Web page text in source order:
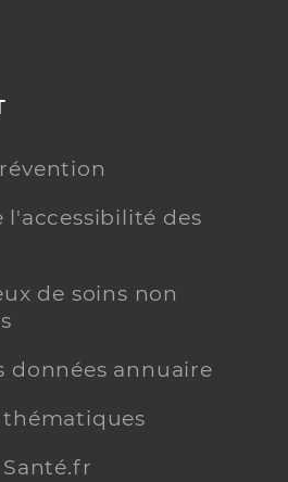
l'accessibilité des
de soins non
données annuaire
thématiques